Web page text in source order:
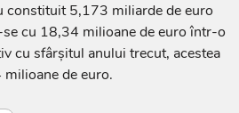
constituit 5,173 miliarde de euro
cu 18,34 milioane de euro într-o
cu sfârșitul anului trecut, acestea
de euro.